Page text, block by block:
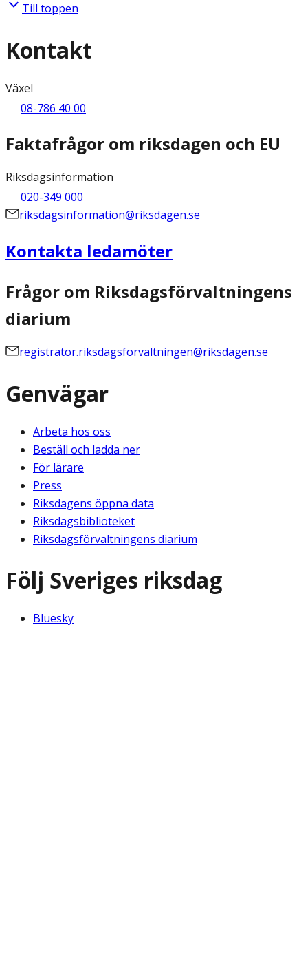
Till toppen
Kontakt
Växel
08-786 40 00
Faktafrågor om riksdagen och EU
Riksdagsinformation
020-349 000
riksdagsinformation@riksdagen.se
Kontakta ledamöter
Frågor om Riksdagsförvaltningens
diarium
registrator.riksdagsforvaltningen@riksdagen.se
Genvägar
Arbeta hos oss
Beställ och ladda ner
För lärare
Press
Riksdagens öppna data
Riksdagsbiblioteket
Riksdagsförvaltningens diarium
Följ Sveriges riksdag
Bluesky